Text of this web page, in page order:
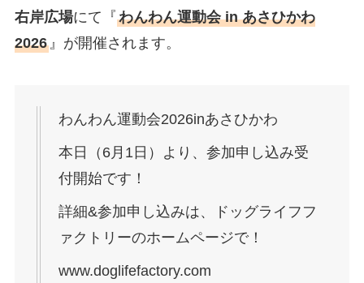
右岸広場にて『わんわん運動会 in あさひかわ
2026』が開催されます。
わんわん運動会2026inあさひかわ
本日（6月1日）より、参加申し込み受
付開始です！
詳細&参加申し込みは、ドッグライフフ
ァクトリーのホームページで！
www.doglifefactory.com